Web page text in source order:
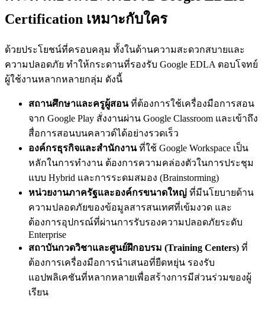
Certification เหมาะกับใคร
ด้วยประโยชน์ที่ครอบคลุม ทั้งในด้านความสะดวกสบายและ
ความปลอดภัย ทำให้กระดานที่รองรับ Google EDLA ตอบโจทย์
ผู้ใช้งานหลากหลายกลุ่ม ดังนี้
สถานศึกษาและครูผู้สอนที่ต้องการใช้เครื่องมือการสอน
จาก Google Play สั่งงานผ่าน Google Classroom และเข้าถึง
สื่อการสอนบนคลาวด์ได้อย่างรวดเร็ว
องค์กรธุรกิจและสำนักงานที่ใช้ Google Workspace เป็น
หลักในการทำงาน ต้องการความคล่องตัวในการประชุม
แบบ Hybrid และการระดมสมอง (Brainstorming)
หน่วยงานภาครัฐและองค์กรขนาดใหญ่ ที่มีนโยบายด้าน
ความปลอดภัยของข้อมูลสารสนเทศที่เข้มงวด และ
ต้องการอุปกรณ์ที่ผ่านการรับรองความปลอดภัยระดับ
Enterprise
สถาบันกวดวิชาและศูนย์ฝึกอบรม (Training Centers) ที่
ต้องการเครื่องมือการนำเสนอที่ยืดหยุ่น รองรับ
แอปพลิเคชันที่หลากหลายเพื่อสร้างการมีส่วนร่วมของผู้
เรียน